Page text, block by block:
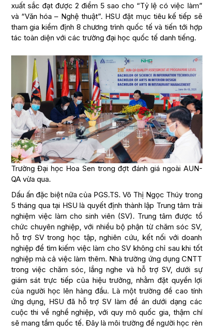
xuất sắc đạt được 2 điểm 5 sao cho “Tỷ lệ có việc làm”
và “Văn hóa – Nghệ thuật”. HSU đặt mục tiêu kế tiếp sẽ
tham gia kiểm định 8 chương trình quốc tế và tiến tới hợp
tác toàn diện với các trường đại học quốc tế danh tiếng.
Trường Đại học Hoa Sen trong đợt đánh giá ngoài AUN-
QA vừa qua.
Dấu ấn đặc biệt nữa của PGS.TS. Võ Thị Ngọc Thúy trong
5 tháng qua tại HSU là quyết định thành lập Trung tâm trải
nghiệm việc làm cho sinh viên (SV). Trung tâm được tổ
chức chuyên nghiệp, với nhiều bộ phận từ chăm sóc SV,
hỗ trợ SV trong học tập, nghiên cứu, kết nối với doanh
nghiệp để tìm kiếm việc làm cho SV không chỉ sau khi tốt
nghiệp mà cả việc làm thêm. Nhà trường ứng dụng CNTT
trong việc chăm sóc, lắng nghe và hỗ trợ SV, dưới sự
giám sát trực tiếp của hiệu trưởng, nhằm đặt quyền lợi
của người học lên hàng đầu. Là một trường đề cao tính
ứng dụng, HSU đã hỗ trợ SV làm đề án dưới dạng các
cuộc thi về nghề nghiệp, với quy mô quốc gia, thậm chí
sẽ mang tầm quốc tế. Đây là môi trường để người học rèn